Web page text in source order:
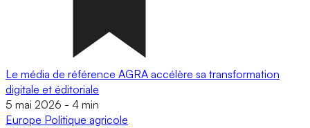
Le média de référence AGRA accélère sa transformation
digitale et éditoriale
5 mai 2026 - 4 min
Europe Politique agricole